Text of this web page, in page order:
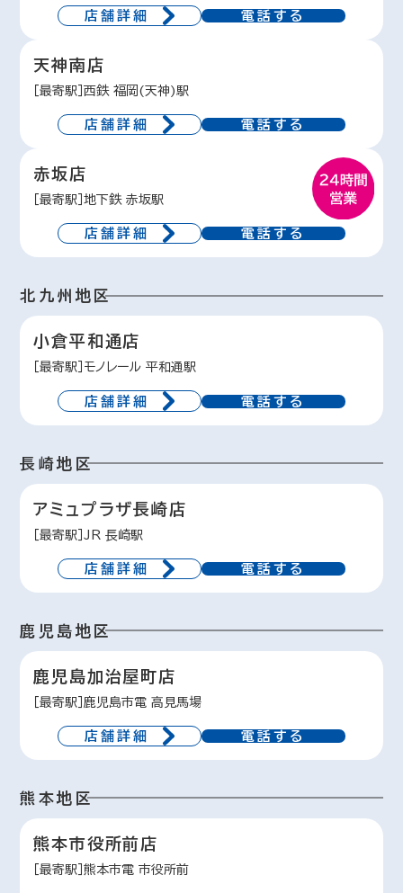
店舗詳細 電話する
天神南店
［最寄駅］西鉄 福岡(天神)駅
店舗詳細 電話する
赤坂店
［最寄駅］地下鉄 赤坂駅
店舗詳細 電話する
北九州地区
小倉平和通店
［最寄駅］モノレール 平和通駅
店舗詳細 電話する
長崎地区
アミュプラザ長崎店
［最寄駅］JR 長崎駅
店舗詳細 電話する
鹿児島地区
鹿児島加治屋町店
［最寄駅］鹿児島市電 高見馬場
店舗詳細 電話する
熊本地区
熊本市役所前店
［最寄駅］熊本市電 市役所前